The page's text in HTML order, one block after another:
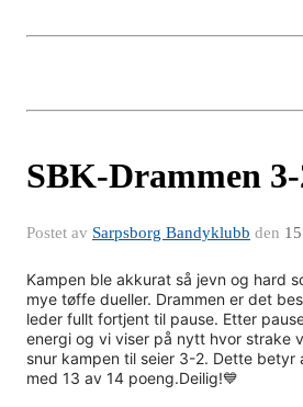
SBK-Drammen
Postet av Sarpsborg Bandyklubb den
Kampen ble akkurat så jevn og hard
mye tøffe dueller. Drammen er det
leder fullt fortjent til pause. Etter
energi og vi viser på nytt hvor strake
snur kampen til seier 3-2. Dette
med 13 av 14 poeng.Deilig!💙